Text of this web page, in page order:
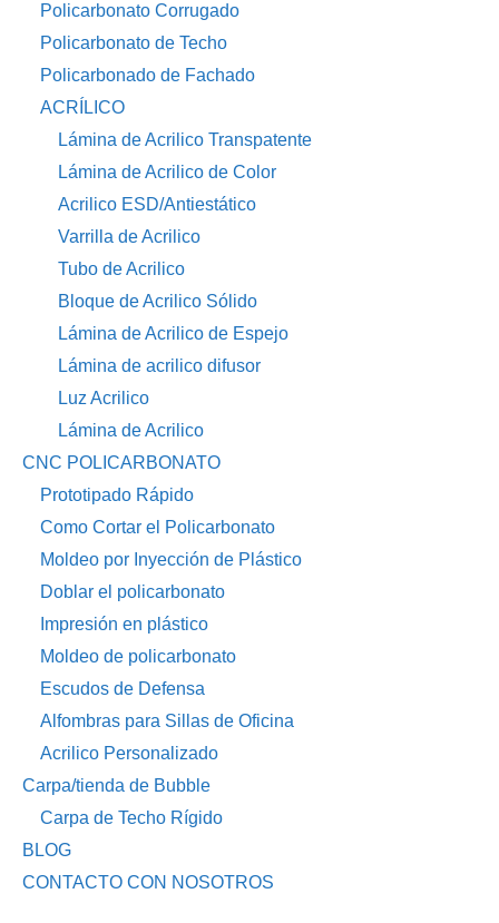
Policarbonato Corrugado
Policarbonato de Techo
Policarbonado de Fachado
ACRÍLICO
Lámina de Acrilico Transpatente
Lámina de Acrilico de Color
Acrilico ESD/Antiestático
Varrilla de Acrilico
Tubo de Acrilico
Bloque de Acrilico Sólido
Lámina de Acrilico de Espejo
Lámina de acrilico difusor
Luz Acrilico
Lámina de Acrilico
CNC POLICARBONATO
Prototipado Rápido
Como Cortar el Policarbonato
Moldeo por Inyección de Plástico
Doblar el policarbonato
Impresión en plástico
Moldeo de policarbonato
Escudos de Defensa
Alfombras para Sillas de Oficina
Acrilico Personalizado
Carpa/tienda de Bubble
Carpa de Techo Rígido
BLOG
CONTACTO CON NOSOTROS